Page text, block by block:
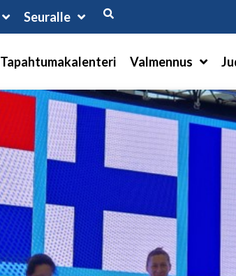
Seuralle
Tapahtumakalenteri Valmennus